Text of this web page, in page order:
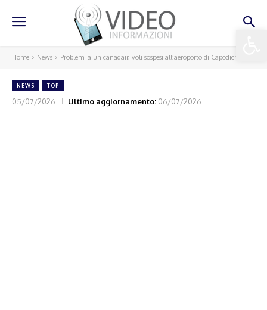
Home News Problemi a un canadair, voli sospesi all’aeroporto di Capodichino
NEWS TOP
05/07/2026 Ultimo aggiornamento: 06/07/2026